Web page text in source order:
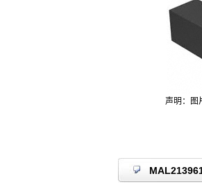
声明：图